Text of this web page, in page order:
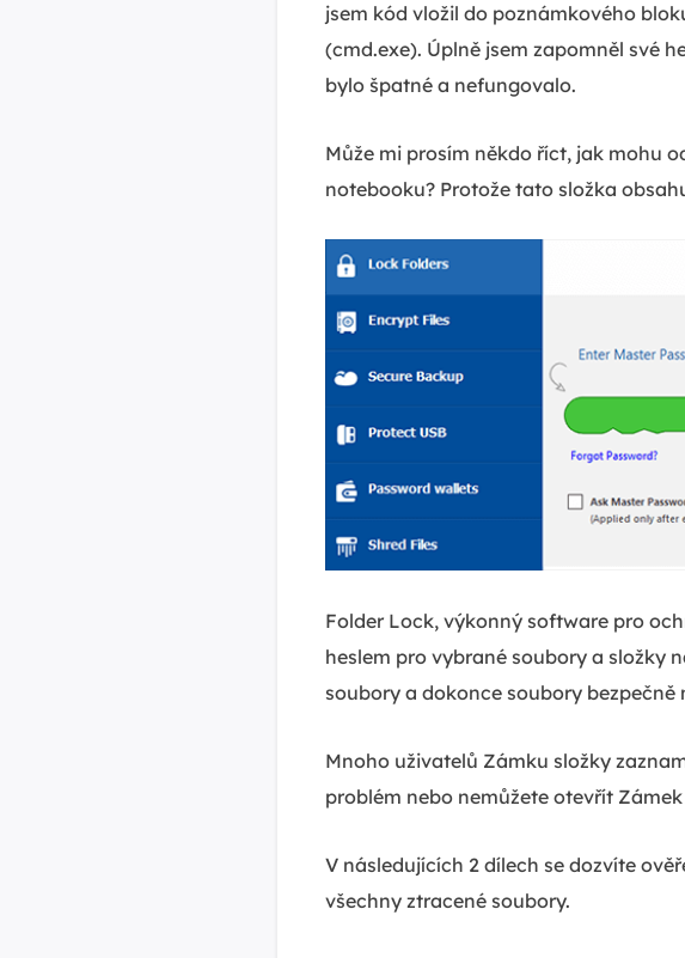
jsem kód vložil do poznámkového
(cmd.exe). Úplně jsem zapomněl své
bylo špatné a nefungovalo.
Může mi prosím někdo říct, jak mohu
notebooku? Protože tato složka
Folder Lock, výkonný software pro
heslem pro vybrané soubory a složky
soubory a dokonce soubory bezpečně
Mnoho uživatelů Zámku složky
problém nebo nemůžete otevřít
V následujících 2 dílech se dozvíte
všechny ztracené soubory.